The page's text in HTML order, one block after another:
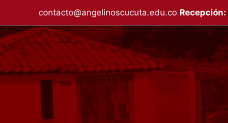
contenido
contacto@angelinoscucuta.edu.co Recepción: